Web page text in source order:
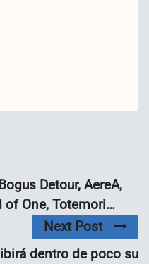
Detour, AereA,
of One, Totemori…
Next Post
dentro de poco su